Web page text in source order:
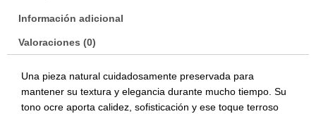
Información adicional
Valoraciones (0)
Una pieza natural cuidadosamente preservada para
mantener su textura y elegancia durante mucho tiempo. Su
tono ocre aporta calidez, sofisticación y ese toque terroso